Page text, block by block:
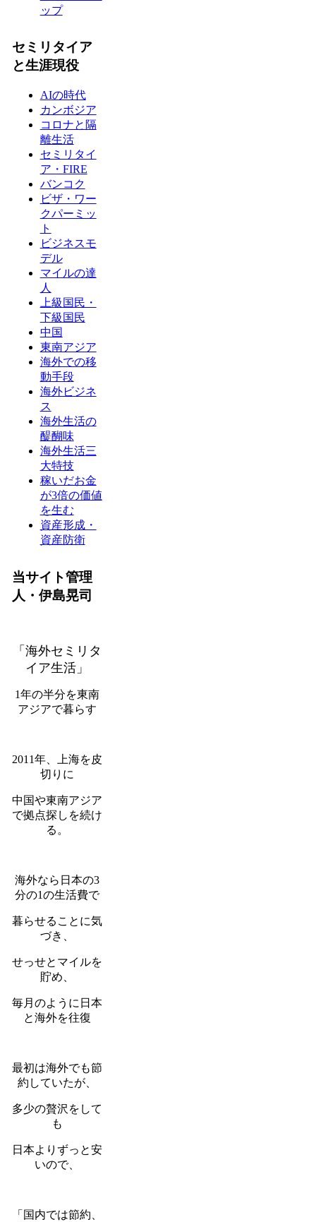
ップ
セミリタイア
と生涯現役
AIの時代
カンボジア
コロナと隔
離生活
セミリタイ
ア・FIRE
バンコク
ビザ・ワー
クパーミッ
ト
ビジネスモ
デル
マイルの達
人
上級国民・
下級国民
中国
東南アジア
海外での移
動手段
海外ビジネ
ス
海外生活の
醍醐味
海外生活三
大特技
稼いだお金
が3倍の価値
を生む
資産形成・
資産防衛
当サイト管理
人・伊島晃司
「海外セミリタ
イア生活」
1年の半分を東南
アジアで暮らす
2011年、上海を皮
切りに
中国や東南アジア
で拠点探しを続け
る。
海外なら日本の3
分の1の生活費で
暮らせることに気
づき、
せっせとマイルを
貯め、
毎月のように日本
と海外を往復
最初は海外でも節
約していたが、
多少の贅沢をして
も
日本よりずっと安
いので、
「国内では節約、